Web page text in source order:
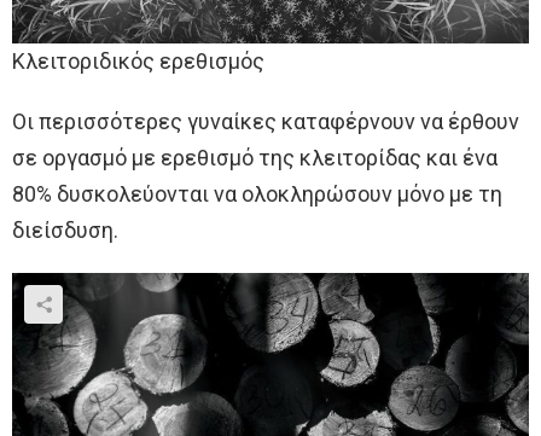
Κλειτοριδικός ερεθισμός
Οι περισσότερες γυναίκες καταφέρνουν να έρθουν
σε οργασμό με ερεθισμό της κλειτορίδας και ένα
80% δυσκολεύονται να ολοκληρώσουν μόνο με τη
διείσδυση.